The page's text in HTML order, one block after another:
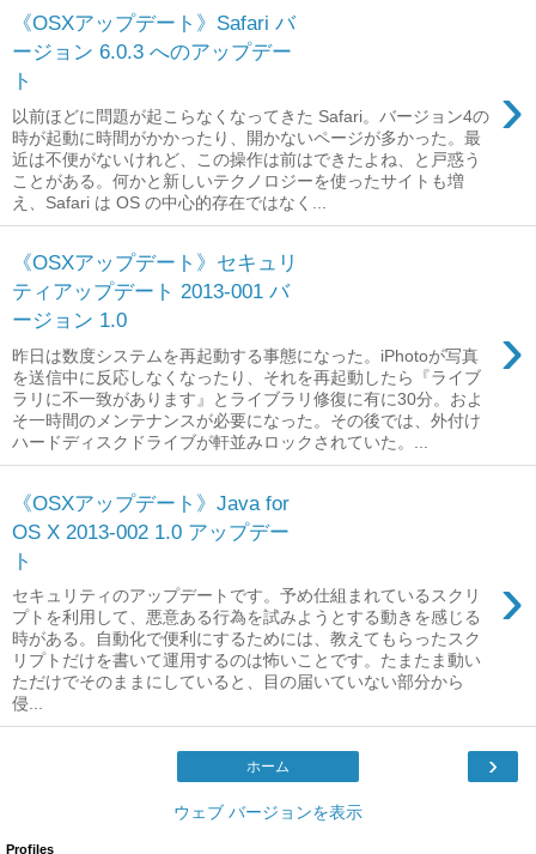
《OSXアップデート》Safari バ
ージョン 6.0.3 へのアップデー
ト
›
以前ほどに問題が起こらなくなってきた Safari。バージョン4の
時が起動に時間がかかったり、開かないページが多かった。最
近は不便がないけれど、この操作は前はできたよね、と戸惑う
ことがある。何かと新しいテクノロジーを使ったサイトも増
え、Safari は OS の中心的存在ではなく...
《OSXアップデート》セキュリ
ティアップデート 2013-001 バ
ージョン 1.0
›
昨日は数度システムを再起動する事態になった。iPhotoが写真
を送信中に反応しなくなったり、それを再起動したら『ライブ
ラリに不一致があります』とライブラリ修復に有に30分。およ
そ一時間のメンテナンスが必要になった。その後では、外付け
ハードディスクドライブが軒並みロックされていた。...
《OSXアップデート》Java for
OS X 2013-002 1.0 アップデー
ト
›
セキュリティのアップデートです。予め仕組まれているスクリ
プトを利用して、悪意ある行為を試みようとする動きを感じる
時がある。自動化で便利にするためには、教えてもらったスク
リプトだけを書いて運用するのは怖いことです。たまたま動い
ただけでそのままにしていると、目の届いていない部分から
侵...
›
ホーム
ウェブ バージョンを表示
Profiles